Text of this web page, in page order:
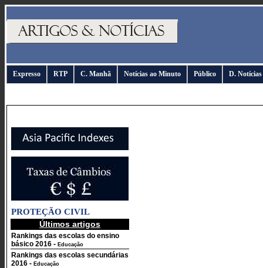
Expresso RTP C. Manhã Notícias ao Minuto Público D. Notícias
PROTEÇÃO CIVIL
Últimos artigos
Rankings das escolas do ensino
básico 2016 - Educação
Rankings das escolas secundárias
2016 - Educação